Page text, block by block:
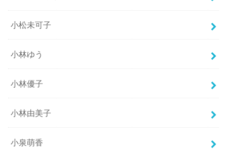
小松未可子
小林ゆう
小林優子
小林由美子
小泉萌香